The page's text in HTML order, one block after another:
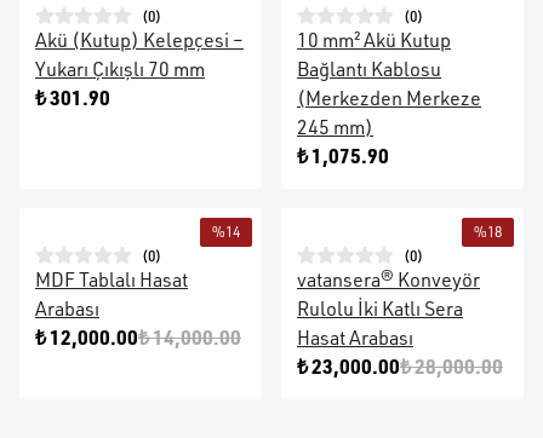
(0)
Akü (Kutup) Kelepçesi –
Yukarı Çıkışlı 70 mm
₺ 301.90
(0)
10 mm² Akü Kutup
Bağlantı Kablosu
(Merkezden Merkeze
245 mm)
₺ 1,075.90
%14
(0)
MDF Tablalı Hasat
Arabası
₺ 12,000.00₺ 14,000.00
%18
(0)
vatansera® Konveyör
Rulolu İki Katlı Sera
Hasat Arabası
₺ 23,000.00₺ 28,000.00